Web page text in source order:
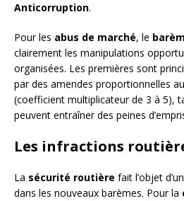
Anticorruption.
Pour les abus de marché, le
clairement les manipulations
organisées. Les premières sont
par des amendes proportionnelles
(coefficient multiplicateur de 3 à 5),
peuvent entraîner des peines
Les infractions
La sécurité routière fait l’objet
dans les nouveaux barèmes. Pour la